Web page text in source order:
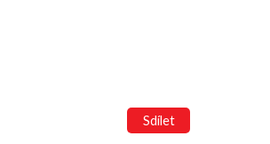
Sdílet